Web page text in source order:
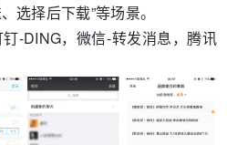
选择后下载”等场景。
-DING，微信-转发消息，腾讯